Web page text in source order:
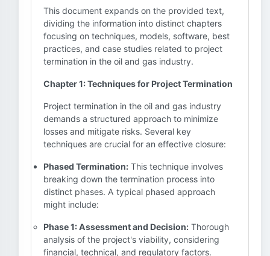
This document expands on the provided text,
dividing the information into distinct chapters
focusing on techniques, models, software, best
practices, and case studies related to project
termination in the oil and gas industry.
Chapter 1: Techniques for Project Termination
Project termination in the oil and gas industry
demands a structured approach to minimize
losses and mitigate risks. Several key
techniques are crucial for an effective closure:
Phased Termination: This technique involves
breaking down the termination process into
distinct phases. A typical phased approach
might include:
Phase 1: Assessment and Decision: Thorough
analysis of the project's viability, considering
financial, technical, and regulatory factors.